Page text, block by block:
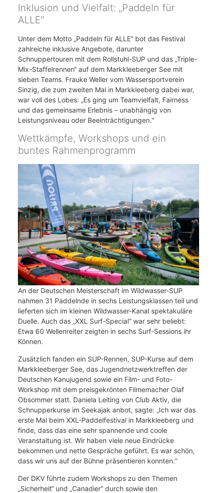
Inklusion und Vielfalt: „Paddeln für
ALLE“
Unter dem Motto „Paddeln für ALLE“ bot das Festival
zahlreiche inklusive Angebote, darunter
Schnuppertouren mit dem Rollstuhl-SUP und das „Triple-
Mix-Staffelrennen“ auf dem Markkleeberger See mit
sieben Teams. Frauke Weller vom Wassersportverein
Sinzig, die zum zweiten Mal in Markkleeberg dabei war,
war voll des Lobes: „Es ging um Teamvielfalt, Fairness
und das gemeinsame Erlebnis – unabhängig von
Leistungsniveau oder Beeinträchtigungen.“
Wettkämpfe, Workshops und ein
buntes Rahmenprogramm
An der Deutschen Meisterschaft im Wildwasser-SUP
nahmen 31 Paddelnde in sechs Leistungsklassen teil und
lieferten sich im kleinen Wildwasser-Kanal spektakuläre
Duelle. Auch das „XXL Surf-Special“ war sehr beliebt:
Etwa 60 Wellenreiter zeigten in sechs Surf-Sessions ihr
Können.
Zusätzlich fanden ein SUP-Rennen, SUP-Kurse auf dem
Markkleeberger See, das Jugendnetzwerktreffen der
Deutschen Kanujugend sowie ein Film- und Foto-
Workshop mit dem preisgekrönten Filmemacher Olaf
Obsommer statt. Daniela Leiting von Club Aktiv, die
Schnupperkurse im Seekajak anbot, sagte: „Ich war das
erste Mal beim XXL-Paddelfestival in Markkleeberg und
finde, dass das eine sehr spannende und coole
Veranstaltung ist. Wir haben viele neue Eindrücke
bekommen und nette Gespräche geführt. Es war schön,
dass wir uns auf der Bühne präsentieren konnten.“
Der DKV führte zudem Workshops zu den Themen
„Sicherheit“ und „Canadier“ durch sowie den